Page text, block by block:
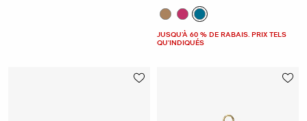
JUSQU’À 60 % DE RABAIS. PRIX TELS
QU'INDIQUÉS